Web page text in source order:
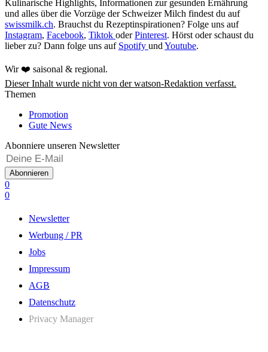
Kulinarische Highlights, Informationen zur gesunden Ernährung
und alles über die Vorzüge der Schweizer Milch findest du auf
swissmilk.ch. Brauchst du Rezeptinspirationen? Folge uns auf
Instagram, Facebook, Tiktok oderPinterest. Hörst oder schaust du
lieber zu? Dann folge uns auf Spotify und Youtube.
Wir ❤️ saisonal & regional.
Dieser Inhalt wurde nicht von der watson-Redaktion verfasst.
Themen
Promotion
Gute News
Abonniere unseren Newsletter
Abonnieren
0
0
Newsletter
Werbung / PR
Jobs
Impressum
AGB
Datenschutz
Privacy Manager